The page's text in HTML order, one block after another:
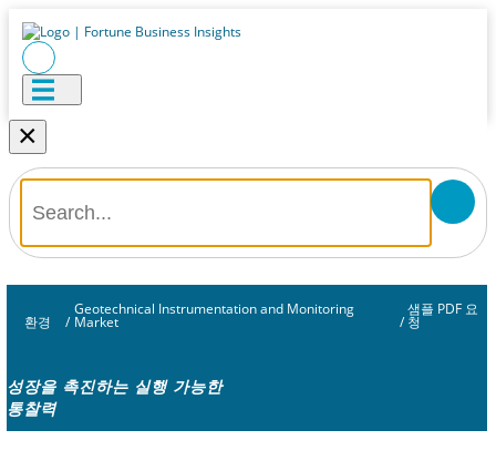
×
환경 /
Geotechnical Instrumentation and Monitoring
Market /
샘플 PDF 요
청
성장을 촉진하는 실행 가능한
통찰력